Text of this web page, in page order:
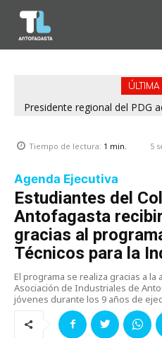
Presidente regional del PDG
Tiempo de lectura: 1 min. 5
Agenda Ejecutiva
Estudiantes del
Antofagasta
gracias al
Técnicos para la
El programa se realiza gracias a la
Asociación de Industriales de
jóvenes durante los 9 años de